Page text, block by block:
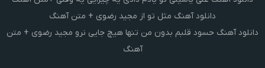
دانلود آهنگ مثل تو از مجید رضوی + متن آهنگ
دانلود آهنگ حسود قلبم بدون من تنها هیچ جایی نرو مجید رضوی + متن
آهنگ